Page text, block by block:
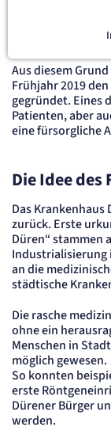
machen. Auf
Grenzen, denn
werden von den
Aus diesem
Frühjahr 2019
gegründet. Eines
Patienten, aber
eine fürsorgliche
Die Idee
Das Krankenhaus
zurück. Erste
Düren“ stammen
Industrialisierung
an die
städtische
Die rasche
ohne ein
Menschen in
möglich gewesen.
So konnten
erste
Dürener Bürger
werden.
NOTWENDIGE
die
erforderlich.
Name:
Anbieter:
etracker GmbH
Zweck:
Opt-In Cookie speichert
Kunden das Tracking
verwendet.
Cookie Laufzeit:
Content-
Cookie
Name:
fe_typo_user
Anbieter:
TYPO3